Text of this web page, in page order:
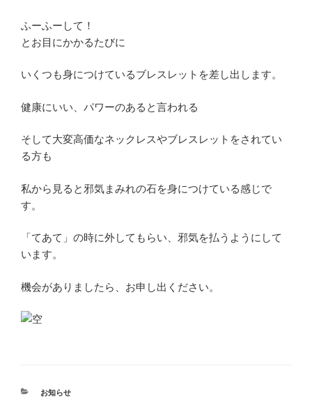
ふーふーして！
とお目にかかるたびに
いくつも身につけているブレスレットを差し出します。
健康にいい、パワーのあると言われる
そして大変高価なネックレスやブレスレットをされてい
る方も
私から見ると邪気まみれの石を身につけている感じで
す。
「てあて」の時に外してもらい、邪気を払うようにして
います。
機会がありましたら、お申し出ください。
カ
お知らせ